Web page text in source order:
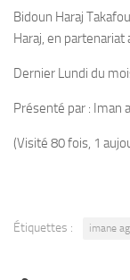
Bidoun Haraj
Haraj, en partenariat
Dernier Lundi du
Présenté par : Iman
(Visité 80 fois, 1
Étiquettes : imane